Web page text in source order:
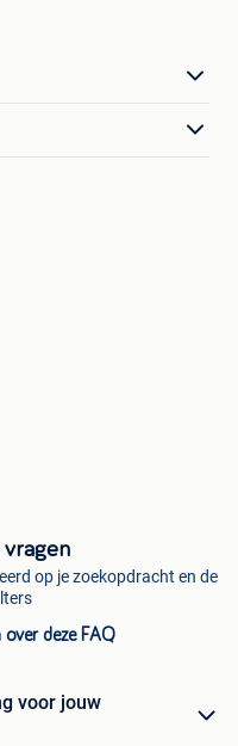
op je zoekopdracht en de
over deze FAQ
voor jouw